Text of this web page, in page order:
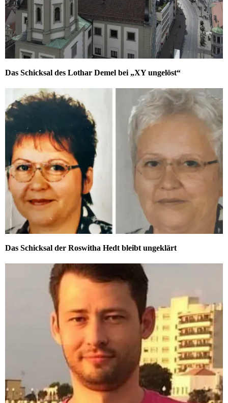
Das Schicksal des Lothar Demel bei „XY ungelöst“
Das Schicksal der Roswitha Hedt bleibt ungeklärt